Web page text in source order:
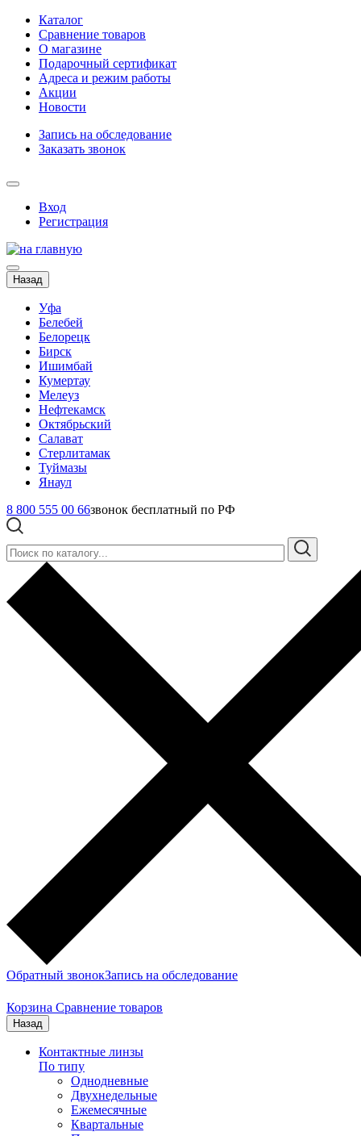
Каталог
Сравнение товаров
О магазине
Подарочный сертификат
Адреса и режим работы
Акции
Новости
Запись на обследование
Заказать звонок
Вход
Регистрация
Назад
Уфа
Белебей
Белорецк
Бирск
Ишимбай
Кумертау
Мелеуз
Нефтекамск
Октябрьский
Салават
Стерлитамак
Туймазы
Янаул
8 800 555 00 66звонок бесплатный по РФ
Обратный звонокЗапись на обследование
Корзина Сравнение товаров
Назад
Контактные линзы
По типу
Однодневные
Двухнедельные
Ежемесячные
Квартальные